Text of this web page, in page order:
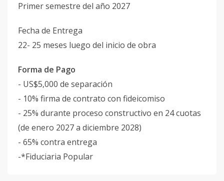
Primer semestre del año 2027
Fecha de Entrega
22- 25 meses luego del inicio de obra
Forma de Pago
- US$5,000 de separación
- 10% firma de contrato con fideicomiso
- 25% durante proceso constructivo en 24 cuotas
(de enero 2027 a diciembre 2028)
- 65% contra entrega
-*Fiduciaria Popular